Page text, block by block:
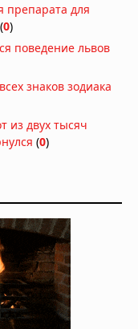
флешки
и поднять чек?
ученые нашли
без сверления
структур и
день улучшают
препарата для
(0)
поведение львов
знаков зодиака
из двух тысяч
(0)